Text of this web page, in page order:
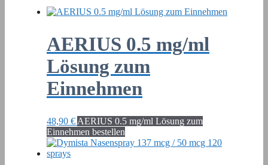
AERIUS 0.5 mg/ml
Lösung zum
Einnehmen
48,90 € AERIUS 0.5 mg/ml Lösung zum
Einnehmen bestellen